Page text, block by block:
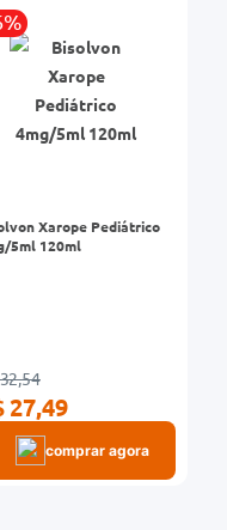
Xarope Pediátrico
5ml 120ml
27,49
comprar agora